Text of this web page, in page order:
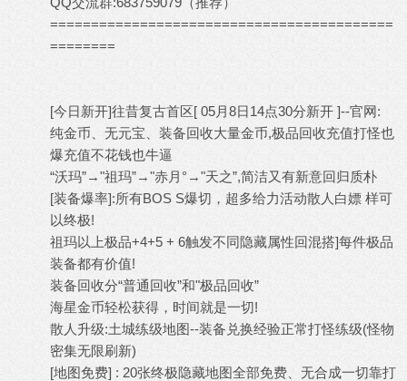
==========================================
========
[今日新开]往昔复古首区[ 05月8日14点30分新开 ]--官网:
纯金币、无元宝、装备回收大量金币,极品回收充值打怪也
爆充值不花钱也牛逼
“沃玛”→"祖玛”→"赤月°→"天之”,简洁又有新意回归质朴
[装备爆率]:所有BOS S爆切，超多给力活动散人白嫖 样可
以终极!
祖玛以上极品+4+5 + 6触发不同隐藏属性回混搭]每件极品
装备都有价值!
装备回收分“普通回收”和"极品回收”
海星金币轻松获得，时间就是一切!
散人升级:土城练级地图--装备兑换经验正常打怪练级(怪物
密集无限刷新)
[地图免费] : 20张终极隐藏地图全部免费、无合成一切靠打